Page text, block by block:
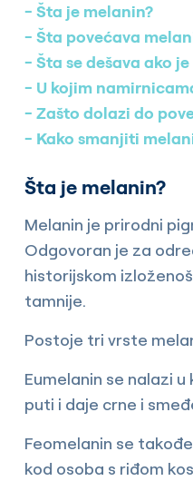
Šta je melanin?
Šta povećava
Šta se dešava ako
U kojim
Zašto dolazi do
Kako smanjiti
Šta je melanin?
Melanin je prirodni
Odgovoran je za
historijskom
tamnije.
Postoje tri vrste
Eumelanin se nalazi
puti i daje crne i
Feomelanin se
kod osoba s riđom